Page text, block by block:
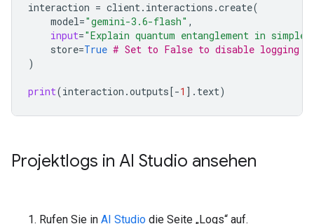
interaction = client. interactions .create(
model="gemini-3.6-flash" ,
input="Explain quantum entanglement in simple
store=True # Set to False to disable logging
)
print(interaction .outputs [-1 ] . text)
Projektlogs in AI Studio ansehen
Rufen Sie in AI Studio die Seite „Logs“ auf.